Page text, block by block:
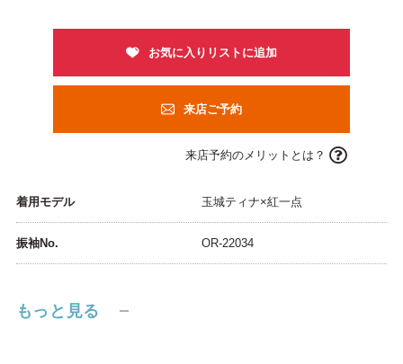
来店ご予約
来店予約のメリットとは？
着用モデル 玉城ティナ×紅一点
振袖No. OR-22034
もっと見る